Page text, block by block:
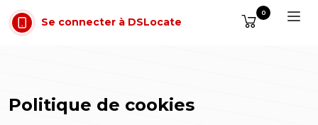
Aller au contenu
Se connecter à DSLocate
0
Politique de cookies